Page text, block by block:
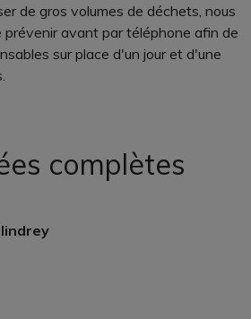
de gros volumes de déchets, nous
prévenir avant par téléphone afin de
sur place d'un jour et d'une
complètes